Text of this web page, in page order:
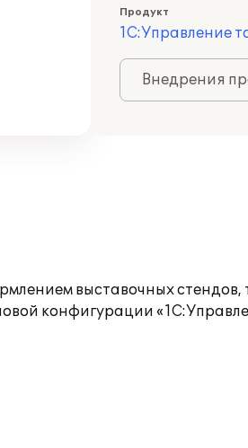
Продукт
1С:Управление
Внедрения
выставочных стендов,
конфигурации